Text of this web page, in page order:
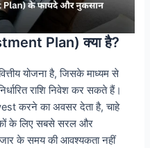
Plan) क्या है?
योजना है, जिसके माध्यम से
राशि निवेश कर सकते हैं।
करने का अवसर देता है, चाहे
के लिए सबसे सरल और
के समय की आवश्यकता नहीं